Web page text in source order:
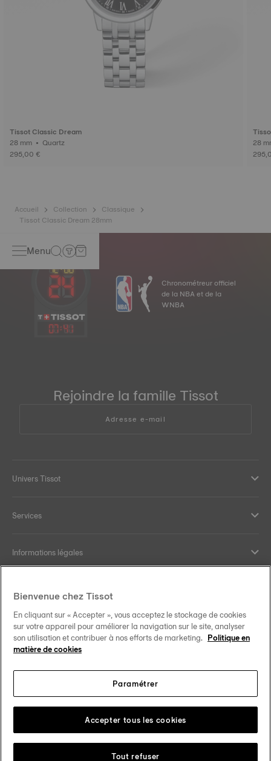
Tissot Classic Dream
28 mm • Quartz
295,00 €
Accueil Collection
Classique
Tissot Classic Dream 28mm
Menu
07:41
Chronométreur officiel
de la NBA et de la
WNBA
Rejoindre la famille Tissot
Adresse e-mail
Univers Tissot
Services
Informations légales
Nos engagements
Suivez-nous sur les réseaux sociaux
Changer de pays Tissot Copyrights 2026
Bienvenue chez Tissot
En cliquant sur « Accepter », vous acceptez le stockage de cookies
sur votre appareil pour améliorer la navigation sur le site, analyser
son utilisation et contribuer à nos efforts de marketing. Politique en
matière de cookies
Paramétrer
Tout refuser
Accepter tous les cookies